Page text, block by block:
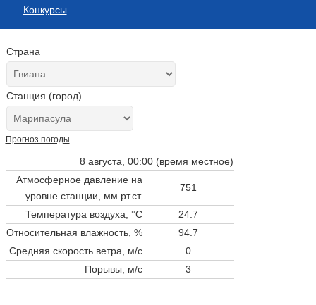
Конкурсы
Страна
Станция (город)
Прогноз погоды
8 августа, 00:00 (время местное)
Атмосферное давление на
уровне станции, мм рт.ст.
751
Температура воздуха, °C
24.7
Относительная влажность, %
94.7
Средняя скорость ветра, м/с
0
Порывы, м/с
3